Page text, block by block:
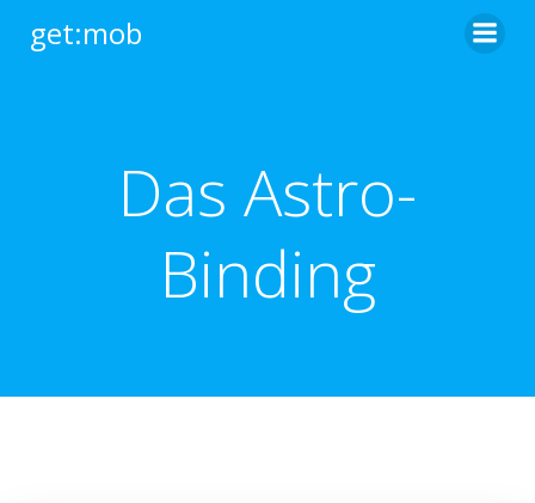
get:mob
Das Astro-
Binding